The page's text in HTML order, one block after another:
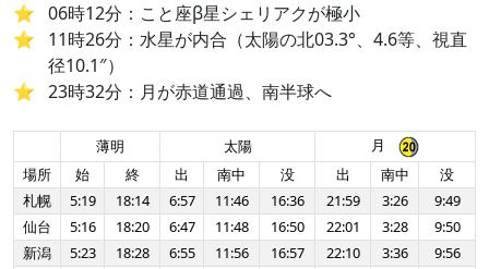
06時12分：こと座β星シェリアクが極小
11時26分：水星が内合（太陽の北03.3°、4.6等、視直
径10.1″）
23時32分：月が赤道通過、南半球へ
薄明 太陽
月
場所
始 終 出 南中 没 出 南中
没
札幌
5:19 18:14 6:57 11:46 16:36 21:59 3:26
9:49
仙台
5:16 18:20 6:47 11:48 16:50 22:01 3:28
9:50
新潟
5:23 18:28 6:55 11:56 16:57 22:10 3:36
9:56